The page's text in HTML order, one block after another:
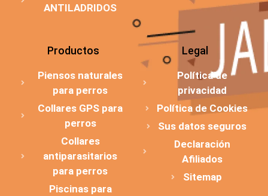
ANTILADRIDOS
Productos
Piensos naturales
para perros
Collares GPS para
perros
Collares
antiparasitarios
para perros
Piscinas para
Legal
Política de
privacidad
Política de Cookies
Sus datos seguros
Declaración
Afiliados
Sitemap